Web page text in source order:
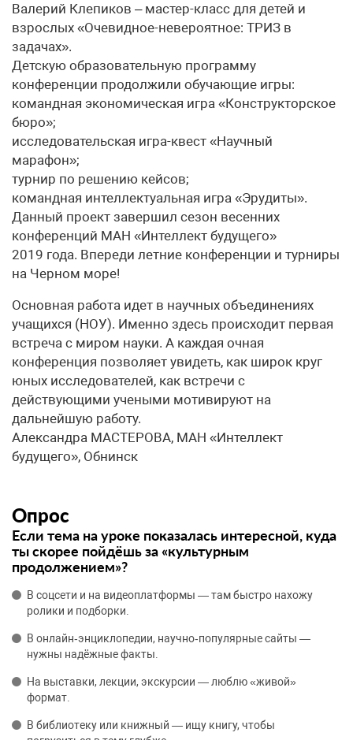
Валерий Клепиков – мастер-класс для детей и
взрослых «Очевидное-невероятное: ТРИЗ в
задачах».
Детскую образовательную программу
конференции продолжили обучающие игры:
командная экономическая игра «Конструкторское
бюро»;
исследовательская игра-квест «Научный
марафон»;
турнир по решению кейсов;
командная интеллектуальная игра «Эрудиты».
Данный проект завершил сезон весенних
конференций МАН «Интеллект будущего»
2019 года. Впереди летние конференции и турниры
на Черном море!
Основная работа идет в научных объединениях
учащихся (НОУ). Именно здесь происходит первая
встреча с миром науки. А каждая очная
конференция позволяет увидеть, как широк круг
юных исследователей, как встречи с
действующими учеными мотивируют на
дальнейшую работу.
Александра МАСТЕРОВА, МАН «Интеллект
будущего», Обнинск
Опрос
Если тема на уроке показалась интересной, куда
ты скорее пойдёшь за «культурным
продолжением»?
В соцсети и на видеоплатформы — там быстро нахожу
ролики и подборки.
В онлайн‑энциклопедии, научно‑популярные сайты —
нужны надёжные факты.
На выставки, лекции, экскурсии — люблю «живой»
формат.
В библиотеку или книжный — ищу книгу, чтобы